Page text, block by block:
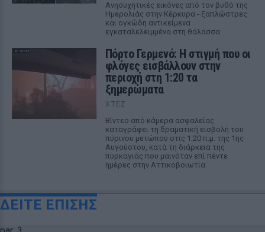
Ανησυχητικές εικόνες από τον βυθό της
Ημερολιάς στην Κέρκυρα - ξαπλώστρες
και ογκώδη αντικείμενα
εγκαταλελειμμένα στη θάλασσα
Πόρτο Γερμενό: Η στιγμή που οι
φλόγες εισβάλλουν στην
περιοχή στη 1:20 τα
ξημερώματα
ΧΤΕΣ
Βίντεο από κάμερα ασφαλείας
καταγράφει τη δραματική εισβολή του
πύρινου μετώπου στις 1:20 π.μ. της 1ης
Αυγούστου, κατά τη διάρκεια της
πυρκαγιάς που μαινόταν επί πέντε
ημέρες στην Αττικοβοιωτία.
ΔΕΙΤΕ ΕΠΙΣΗΣ